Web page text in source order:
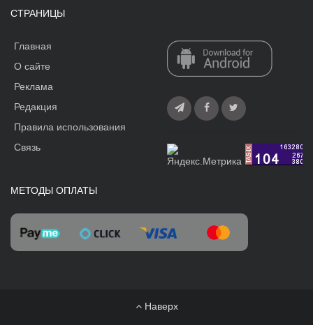
СТРАНИЦЫ
Главная
О сайте
Реклама
Редакция
Правила использования
Связь
МЕТОДЫ ОПЛАТЫ
Наверх